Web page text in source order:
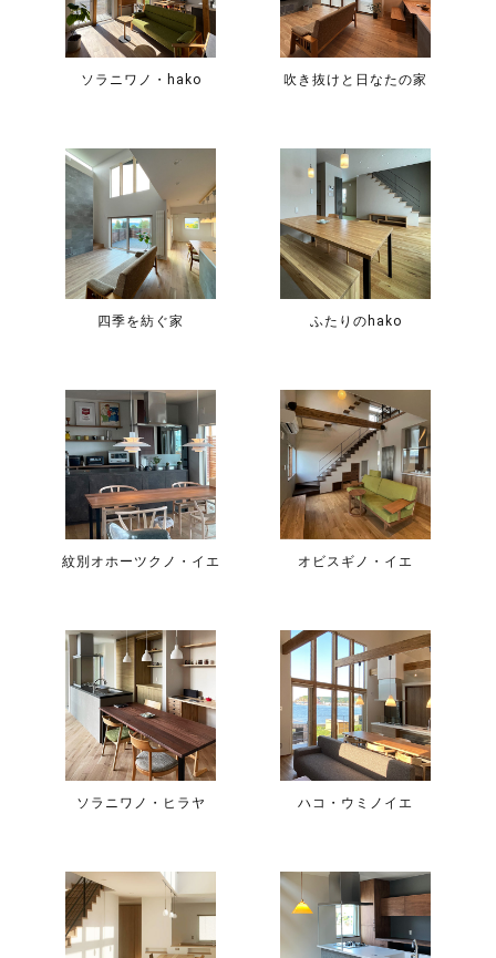
ソラニワノ・hako 吹き抜けと日なたの家
四季を紡ぐ家 ふたりのhako
紋別オホーツクノ・イエ オビスギノ・イエ
ソラニワノ・ヒラヤ ハコ・ウミノイエ